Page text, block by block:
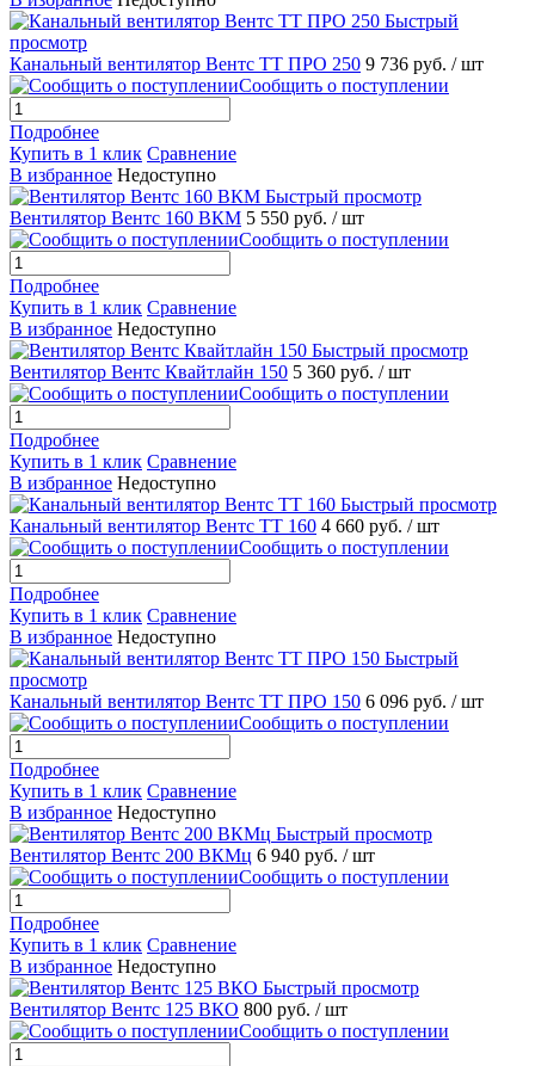
Быстрый
просмотр
Канальный вентилятор Вентс ТТ ПРО 250 9 736 руб. / шт
Сообщить о поступлении
Подробнее
Купить в 1 клик Сравнение
В избранное Недоступно
Быстрый просмотр
Вентилятор Вентс 160 ВКМ 5 550 руб. / шт
Сообщить о поступлении
Подробнее
Купить в 1 клик Сравнение
В избранное Недоступно
Быстрый просмотр
Вентилятор Вентс Квайтлайн 150 5 360 руб. / шт
Сообщить о поступлении
Подробнее
Купить в 1 клик Сравнение
В избранное Недоступно
Быстрый просмотр
Канальный вентилятор Вентс ТТ 160 4 660 руб. / шт
Сообщить о поступлении
Подробнее
Купить в 1 клик Сравнение
В избранное Недоступно
Быстрый
просмотр
Канальный вентилятор Вентс ТТ ПРО 150 6 096 руб. / шт
Сообщить о поступлении
Подробнее
Купить в 1 клик Сравнение
В избранное Недоступно
Быстрый просмотр
Вентилятор Вентс 200 ВКМц 6 940 руб. / шт
Сообщить о поступлении
Подробнее
Купить в 1 клик Сравнение
В избранное Недоступно
Быстрый просмотр
Вентилятор Вентс 125 ВКО 800 руб. / шт
Сообщить о поступлении